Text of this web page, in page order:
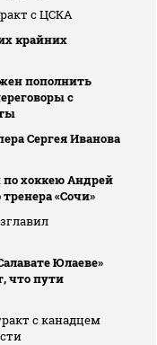
с ЦСКА
крайних
пополнить
с
Сергея Иванова
по хоккею Андрей
«Сочи»
Юлаеве»
что пути
с канадцем